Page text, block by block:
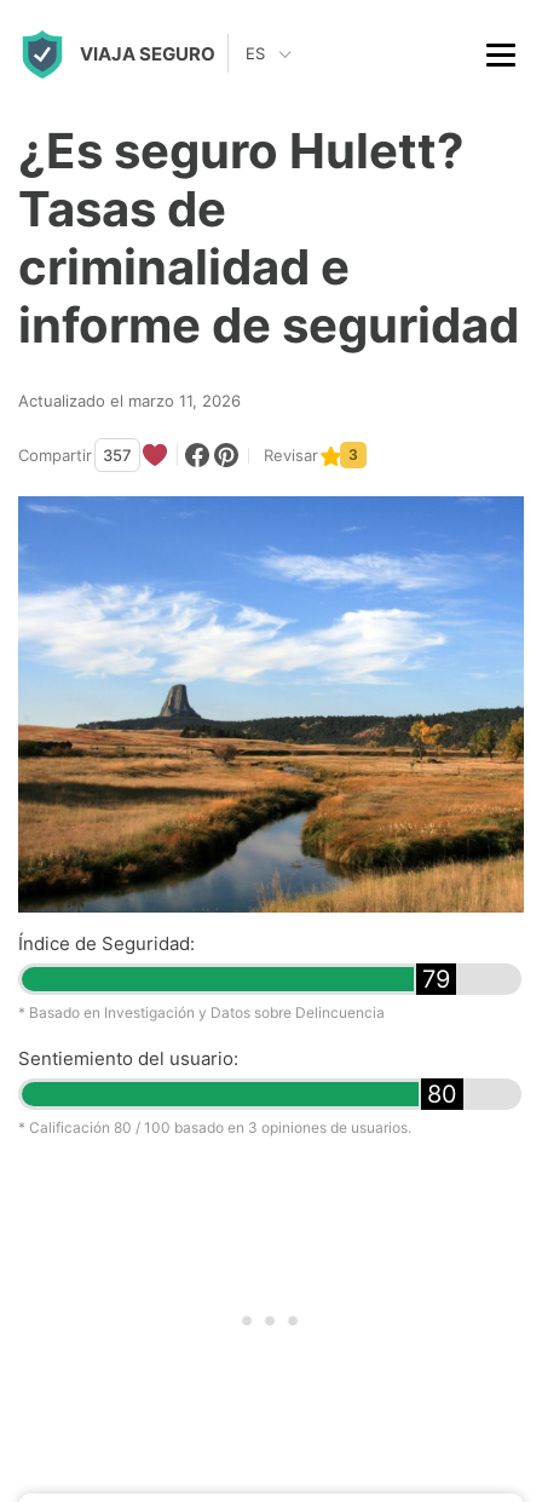
VIAJA SEGURO ES
¿Es seguro Hulett?
Tasas de
criminalidad e
informe de seguridad
Actualizado el marzo 11, 2026
Compartir 357 Revisar 3
Índice de Seguridad:
79
* Basado en Investigación y Datos sobre Delincuencia
Sentiemiento del usuario:
80
* Calificación 80 / 100 basado en 3 opiniones de usuarios.